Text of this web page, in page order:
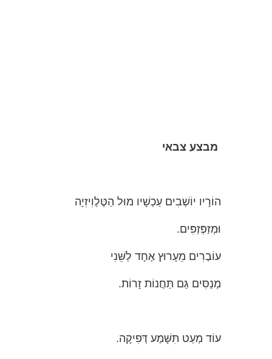
מבצע צבאי
הוֹרָיו יוֹשְׁבִים עַכְשָׁיו מוּל הַטֶּלֶוִיזִיָה
וּמְזַפְּזְפִּים.
עוֹבְרִים מֵעָרוּץ אֶחָד לַשֵּׁנִי
מְנַסִּים גַּם תַּחֲנוֹת זָרוֹת.
עוֹד מְעַט תִּשָּׁמַע דְּפִיקָה.